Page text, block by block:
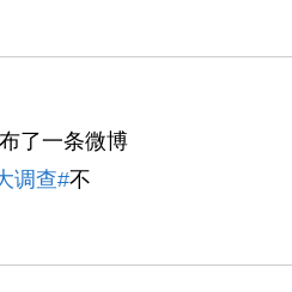
了一条微博
调查#不